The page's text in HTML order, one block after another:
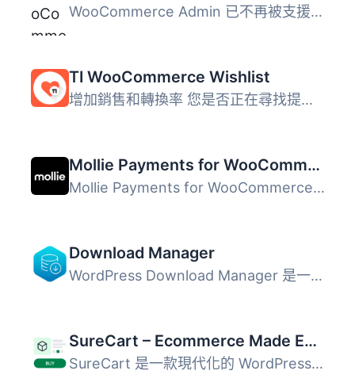
WooCommerce Admin 已不再被支援 WooCommerce Admin 已經成為...
TI WooCommerce Wishlist
增加銷售和轉換率 您是否正在尋找提高您的 WooCommerce 網站...
Mollie Payments for WooCommerce
Mollie Payments for WooCommerce 是一款簡易整合多種主要支...
Download Manager
WordPress Download Manager 是一款檔案/文件管理外掛，旨在...
SureCart – Ecommerce Made Easy For Selling Physical Products, Digital Downloads, Subscriptions, Donations, & Payments
SureCart 是一款現代化的 WordPress 電子商務外掛，專為銷售...